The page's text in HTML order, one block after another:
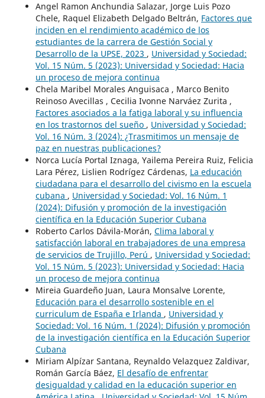
Angel Ramon Anchundia Salazar, Jorge Luis Pozo
Chele, Raquel Elizabeth Delgado Beltrán, Factores que
inciden en el rendimiento académico de los
estudiantes de la carrera de Gestión Social y
Desarrollo de la UPSE, 2023 , Universidad y Sociedad:
Vol. 15 Núm. 5 (2023): Universidad y Sociedad: Hacia
un proceso de mejora continua
Chela Maribel Morales Anguisaca , Marco Benito
Reinoso Avecillas , Cecilia Ivonne Narváez Zurita ,
Factores asociados a la fatiga laboral y su influencia
en los trastornos del sueño , Universidad y Sociedad:
Vol. 16 Núm. 3 (2024): ¿Trasmitimos un mensaje de
paz en nuestras publicaciones?
Norca Lucía Portal Iznaga, Yailema Pereira Ruiz, Felicia
Lara Pérez, Lislien Rodrígez Cárdenas, La educación
ciudadana para el desarrollo del civismo en la escuela
cubana , Universidad y Sociedad: Vol. 16 Núm. 1
(2024): Difusión y promoción de la investigación
científica en la Educación Superior Cubana
Roberto Carlos Dávila-Morán, Clima laboral y
satisfacción laboral en trabajadores de una empresa
de servicios de Trujillo, Perú , Universidad y Sociedad:
Vol. 15 Núm. 5 (2023): Universidad y Sociedad: Hacia
un proceso de mejora continua
Mireia Guardeño Juan, Laura Monsalve Lorente,
Educación para el desarrollo sostenible en el
curriculum de España e Irlanda , Universidad y
Sociedad: Vol. 16 Núm. 1 (2024): Difusión y promoción
de la investigación científica en la Educación Superior
Cubana
Miriam Alpízar Santana, Reynaldo Velazquez Zaldivar,
Román García Báez, El desafío de enfrentar
desigualdad y calidad en la educación superior en